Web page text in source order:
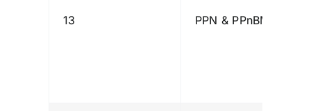
13 PPN & PPnBM